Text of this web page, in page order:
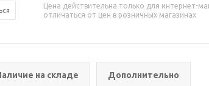
Цена действительна только для интернет-
отличаться от цен в розничных магазинах
на складе Дополнительно